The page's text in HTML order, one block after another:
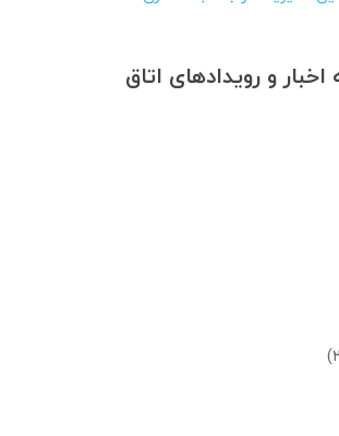
اخبار و رویدادهای اتاق